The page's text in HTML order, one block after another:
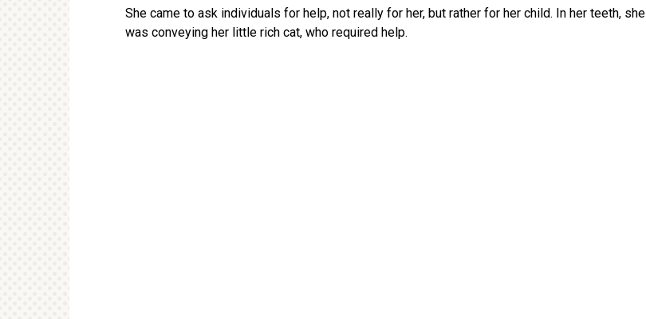
She came to ask individuals for help, not really for her, but rather for her child. In her teeth, she
was conveying her little rich cat, who required help.